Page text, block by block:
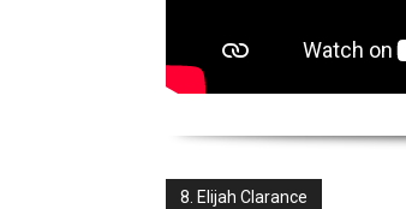
8. Elijah Clarance